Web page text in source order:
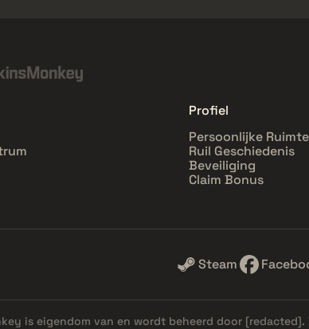
Profiel
Persoonlijke Ruimte
Ruil Geschiedenis
Beveiliging
Claim Bonus
Steam
is eigendom van en wordt beheerd door [redacted].